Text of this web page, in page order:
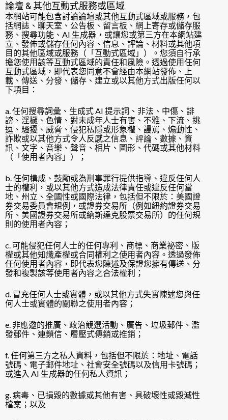
論壇 & 其他互動式服務或區域
本網站可能包含討論論壇或其他互動式區域或服務，包
括網誌、聊天室、公告板、留言板、網上寄存或儲存服
務、搜尋功能、AI 生成器，或讓您或第三方在本網站建
立、發佈或儲存任何內容、信息、評論、材料或其他項
目的其他區域或服務（「互動式區域」）。您須自行承
擔您使用該等互動式區域的責任和風險。透過使用任何
互動式區域，即代表您同意不會經由本網站發佈、上
載、傳送、分發、儲存、建立或以其他方式出版任何以
下項目：
a. 任何搜尋詞彙、生成式 AI 提示詞、非法、中傷、誹
謗、淫穢、色情、對未成年人士有害、不雅、下流、挑
逗、騷擾、威脅、侵犯私隱或形象權、謾罵、煽動性、
詐欺或以其他方式令人反感之信息、評論、數據、資
訊、文字、音樂、聲音、相片、圖形、代碼或其他材料
（「使用者內容」）；
b. 任何構成、鼓勵或為刑事罪行提供指導、違反任何人
士的權利，或以其他方式造成法律責任或違反任何當
地、州立、全國性或國際法律，包括但不限於：美國證
券交易委員會規例，或證券交易所（例如紐約證券交易
所、美國證券交易所或納斯達克股票交易所）的任何規
則的使用者內容；
c. 可能侵犯任何人士的任何專利、商標、商業祕密、版
權或其他知識產權或合同權利之使用者內容。透過發佈
任何使用者內容，即代表您陳述及保證您擁有傳送、分
發和複製該等使用者內容之合法權利；
d. 冒充任何人士或實體，或以其他方式失實陳述您與任
何人士或實體的關聯之使用者內容；
e. 非應邀的推廣、政治競選活動、廣告、垃圾郵件、濫
發郵件、連鎖信、層壓式傳銷或推銷；
f. 任何第三方之私人資料，包括但不限於：地址、電話
號碼、電子郵件地址、社會安全號碼以及信用卡號碼；
或進入 AI 生成器的任何私人資訊；
g. 病毒、已損毀的數據或其他有害、具破壞性或毀滅性
檔案；以及